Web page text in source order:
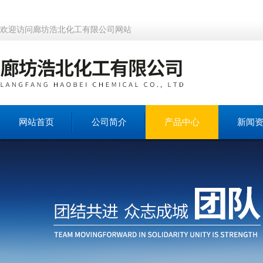
欢迎访问廊坊浩北化工有限公司网站
网站首页 公司简介 产品中心 新闻